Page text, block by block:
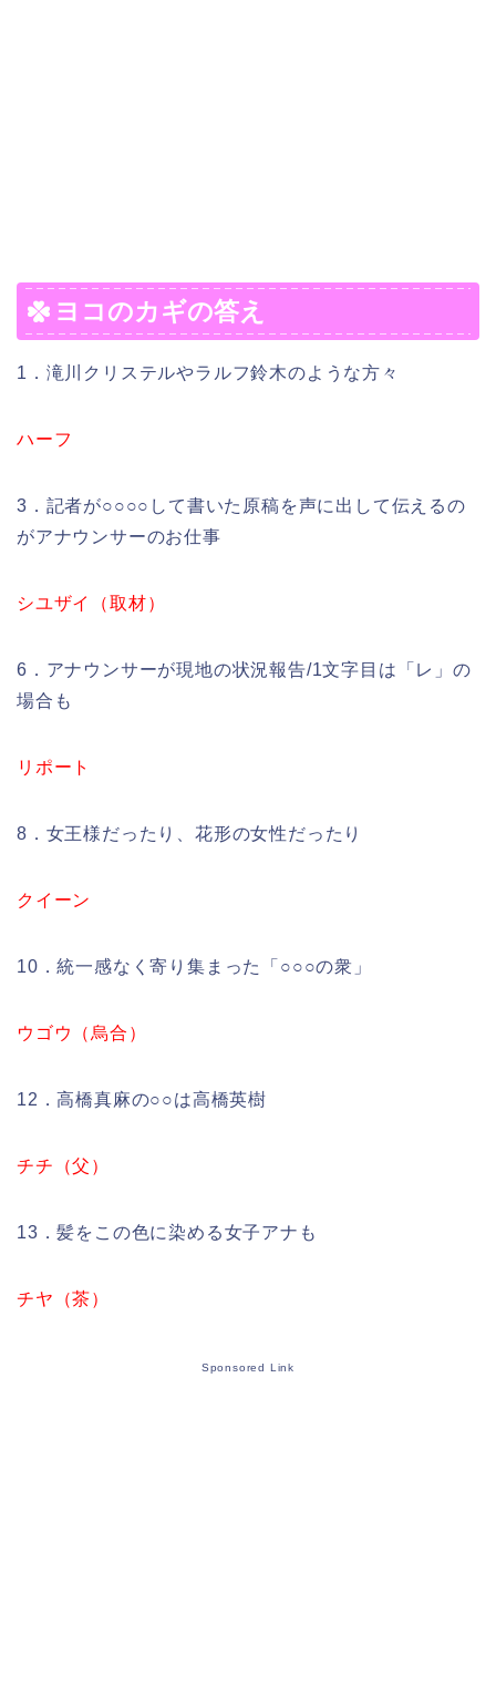
ヨコのカギの答え
1．滝川クリステルやラルフ鈴木のような方々
ハーフ
3．記者が○○○○して書いた原稿を声に出して伝えるの
がアナウンサーのお仕事
シユザイ（取材）
6．アナウンサーが現地の状況報告/1文字目は「レ」の
場合も
リポート
8．女王様だったり、花形の女性だったり
クイーン
10．統一感なく寄り集まった「○○○の衆」
ウゴウ（烏合）
12．高橋真麻の○○は高橋英樹
チチ（父）
13．髪をこの色に染める女子アナも
チヤ（茶）
Sponsored Link